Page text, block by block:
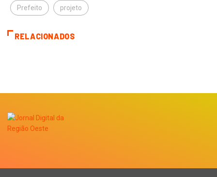
Prefeito projeto
RELACIONADOS